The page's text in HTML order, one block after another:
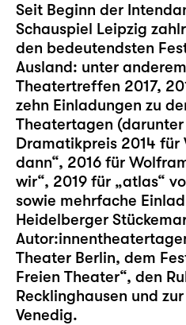
Seit Beginn der
Schauspiel Leipzig
den bedeutendsten
Ausland: unter
Theatertreffen 2017,
zehn Einladungen zu
Theatertagen
Dramatikpreis 2014 für
dann“, 2016 für
wir“, 2019 für „atlas“
sowie mehrfache
Heidelberger
Theater Berlin, dem
Freien Theater“, den
Recklinghausen und
Venedig.